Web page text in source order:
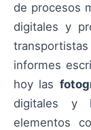
de procesos
digitales y
informes
hoy las
digitales y
elementos